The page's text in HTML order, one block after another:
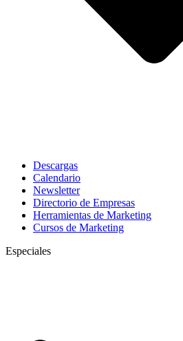
Descargas
Calendario
Newsletter
Directorio de Empresas
Herramientas de Marketing
Cursos de Marketing
Especiales